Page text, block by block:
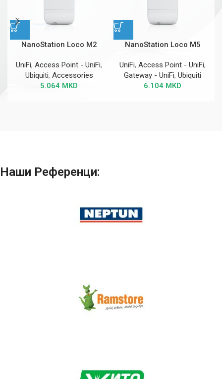
NanoStation Loco M2
UniFi,Access Point - UniFi,
Ubiquiti, Accessories
5.064 MKD
NanoStation Loco M5
UniFi,Access Point - UniFi,
Gateway - UniFi,Ubiquiti
6.104 MKD
Наши Референци: